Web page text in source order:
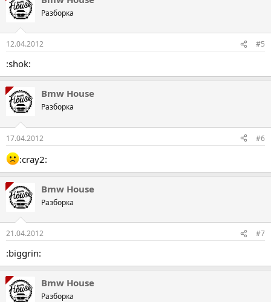
Разборка
12.04.2012 #5
:shok:
Bmw House
Разборка
17.04.2012 #6
:cray2:
Bmw House
Разборка
21.04.2012 #7
:biggrin:
Bmw House
Разборка